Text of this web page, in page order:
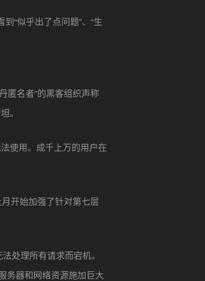
“似乎出了点问题”、“生
匿名者”的黑客组织声称
。
使用。成千上万的用户在
开始加强了针对第七层
处理所有请求而宕机。
务器和网络资源施加巨大